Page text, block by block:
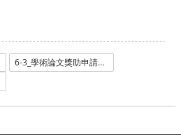
6-3_學術論文獎助申請表_109年起適用_-博後及博士生1130626_英.odt